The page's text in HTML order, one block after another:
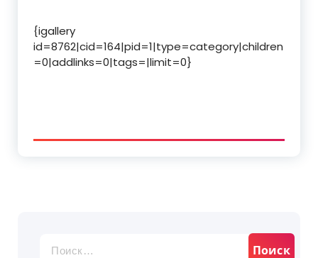
{igallery
id=8762|cid=164|pid=1|type=category|children
=0|addlinks=0|tags=|limit=0}